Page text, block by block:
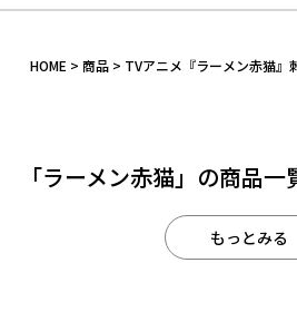
HOME 商品 TVアニメ『ラーメン赤猫』
「ラーメン赤猫」の商品一
もっとみる
カテゴリ